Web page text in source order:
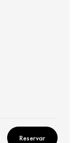
Reservar